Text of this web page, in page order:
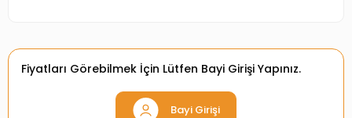
Fiyatları Görebilmek İçin Lütfen Bayi Girişi Yapınız.
Bayi Girişi